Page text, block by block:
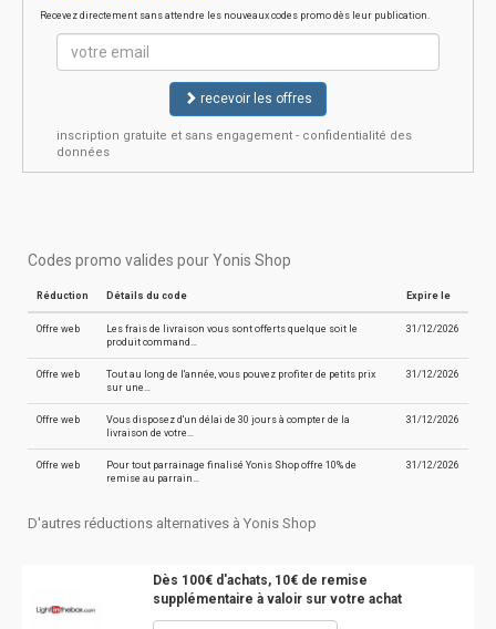
Recevez directement sans attendre les nouveaux codes promo dès leur publication.
recevoir les offres
inscription gratuite et sans engagement - confidentialité des
données
Codes promo valides pour Yonis Shop
Réduction Détails du code Expire le
Offre web
Les frais de livraison vous sont offerts quelque soit le
produit command…
31/12/2026
Offre web
Tout au long de l'année, vous pouvez profiter de petits prix
sur une…
31/12/2026
Offre web
Vous disposez d'un délai de 30 jours à compter de la
livraison de votre…
31/12/2026
Offre web
Pour tout parrainage finalisé Yonis Shop offre 10% de
remise au parrain…
31/12/2026
D'autres réductions alternatives à Yonis Shop
Dès 100€ d'achats, 10€ de remise
supplémentaire à valoir sur votre achat